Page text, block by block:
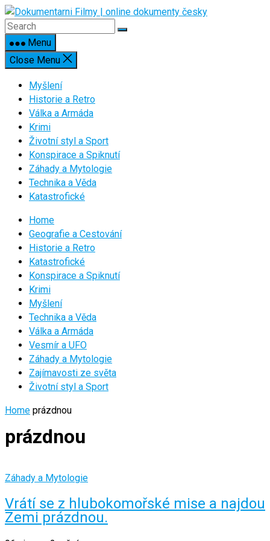
Skip
to
contentMenu
Close Menu
Myšlení
Historie a Retro
Válka a Armáda
Krimi
Životní styl a Sport
Konspirace a Spiknutí
Záhady a Mytologie
Technika a Věda
Katastrofické
Home
Geografie a Cestování
Historie a Retro
Katastrofické
Konspirace a Spiknutí
Krimi
Myšlení
Technika a Věda
Válka a Armáda
Vesmír a UFO
Záhady a Mytologie
Zajímavosti ze světa
Životní styl a Sport
Home prázdnou
prázdnou
Záhady a Mytologie
Vrátí se z hlubokomořské mise a najdou
Zemi prázdnou.